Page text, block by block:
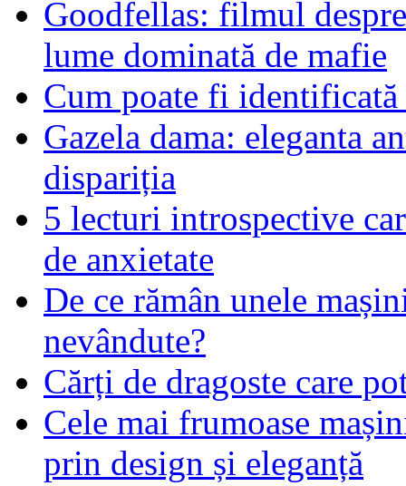
Goodfellas: filmul
lume dominată de mafie
Cum poate fi identificată
Gazela dama: eleganta
dispariția
5 lecturi introspective
de anxietate
De ce rămân unele
nevândute?
Cărți de dragoste care
Cele mai frumoase
prin design și eleganță